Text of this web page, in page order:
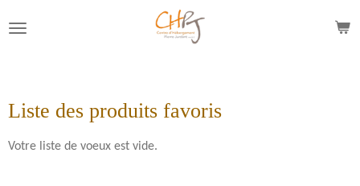
au
Liste des produits favoris
Votre liste de voeux est vide.